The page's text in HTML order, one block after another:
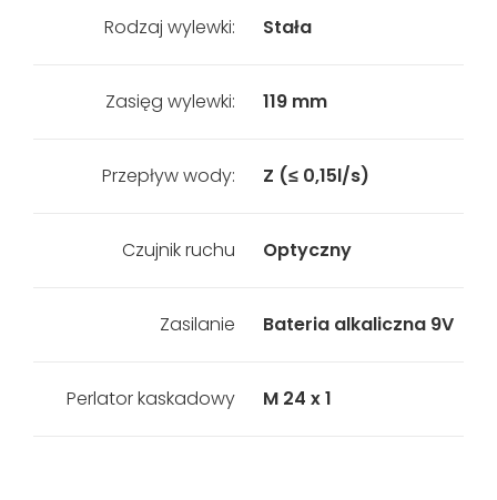
Rodzaj wylewki: Stała
Zasięg wylewki: 119 mm
Przepływ wody: Z (≤ 0,15l/s)
Czujnik ruchu Optyczny
Zasilanie Bateria alkaliczna 9V
Perlator kaskadowy M 24 x 1